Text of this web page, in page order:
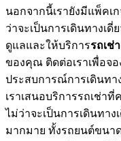
นอกจากนี้เรายังมีแพ็ค
ว่าจะเป็นการเดินทางเ
ดูแลและให้บริการรถเช่
ของคุณ ติดต่อเราเพื่อจอ
ประสบการณ์การเดินท
เราเสนอบริการรถเช่า
ไม่ว่าจะเป็นการเดินทา
มากมาย ทั้งรถยนต์ขนา